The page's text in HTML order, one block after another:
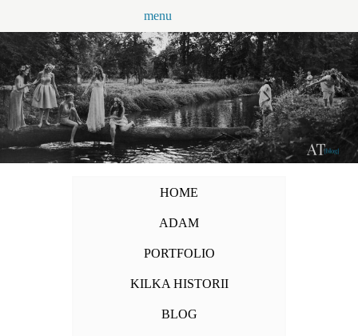
treści
menu
HOME
ADAM
PORTFOLIO
KILKA HISTORII
BLOG